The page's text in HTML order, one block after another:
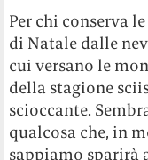
Per chi conserva
di Natale dalle
cui versano le
della stagione
scioccante.
qualcosa che, in
sappiamo sparirà